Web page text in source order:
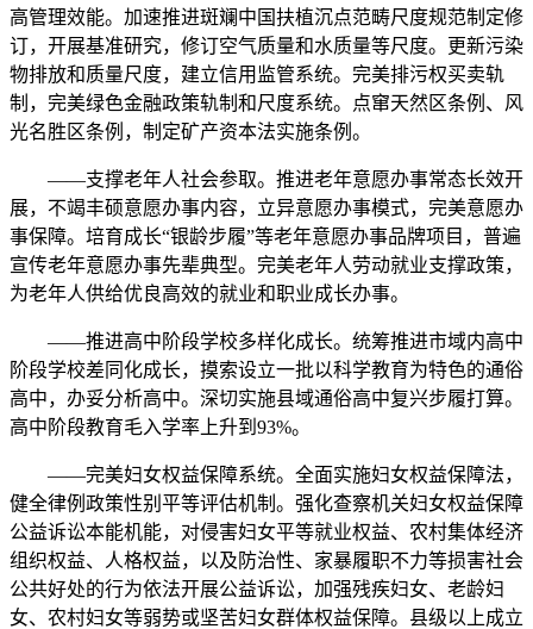
高管理效能。加速推进斑斓中国扶植沉点范畴尺度规范制定修
订，开展基准研究，修订空气质量和水质量等尺度。更新污染
物排放和质量尺度，建立信用监管系统。完美排污权买卖轨
制，完美绿色金融政策轨制和尺度系统。点窜天然区条例、风
光名胜区条例，制定矿产资本法实施条例。
——支撑老年人社会参取。推进老年意愿办事常态长效开
展，不竭丰硕意愿办事内容，立异意愿办事模式，完美意愿办
事保障。培育成长“银龄步履”等老年意愿办事品牌项目，普遍
宣传老年意愿办事先辈典型。完美老年人劳动就业支撑政策，
为老年人供给优良高效的就业和职业成长办事。
——推进高中阶段学校多样化成长。统筹推进市域内高中
阶段学校差同化成长，摸索设立一批以科学教育为特色的通俗
高中，办妥分析高中。深切实施县域通俗高中复兴步履打算。
高中阶段教育毛入学率上升到93%。
——完美妇女权益保障系统。全面实施妇女权益保障法，
健全律例政策性别平等评估机制。强化查察机关妇女权益保障
公益诉讼本能机能，对侵害妇女平等就业权益、农村集体经济
组织权益、人格权益，以及防治性、家暴履职不力等损害社会
公共好处的行为依法开展公益诉讼，加强残疾妇女、老龄妇
女、农村妇女等弱势或坚苦妇女群体权益保障。县级以上成立